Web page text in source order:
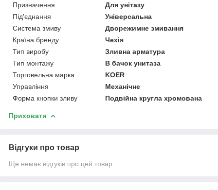
Призначення
Для унітазу
Під'єднання
Універсальна
Система змиву
Дворежимне змивання
Країна бренду
Чехія
Тип виробу
Зливна арматура
Тип монтажу
В бачок унитаза
Торговельна марка
KOER
Управління
Механічне
Форма кнопки зливу
Подвійна кругла хромована
Приховати
Відгуки про товар
Ще немає відгуків про цей товар